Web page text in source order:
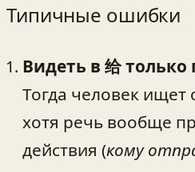
Типичные ошибки
Видеть в 给 только
Тогда человек ищет
хотя речь вообще
действия (кому